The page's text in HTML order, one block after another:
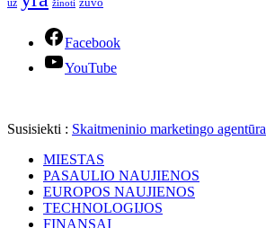
už žinoti žuvo
Facebook
YouTube
Susisiekti : Skaitmeninio marketingo agentūra
MIESTAS
PASAULIO NAUJIENOS
EUROPOS NAUJIENOS
TECHNOLOGIJOS
FINANSAI